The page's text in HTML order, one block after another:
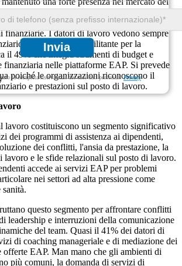
Invia
la completa riservatezza dei tuoi dati personali.Privacy
di assistenza ai dipendenti nel 2025, in
a metà carriera e i dipendenti che
finanziarie. I datori di lavoro vedono sempre
come un fattore abilitante per la
il 49% che integra strumenti di budget e
finanziaria nelle piattaforme EAP. Si prevede
poiché le organizzazioni riconoscono il
e prestazioni sul posto di lavoro.
lavoro costituiscono un segmento significativo
dei programmi di assistenza ai dipendenti,
dei conflitti, l'ansia da prestazione, la
lavoro e le sfide relazionali sul posto di lavoro.
accede ai servizi EAP per problemi
nei settori ad alta pressione come
questo segmento per affrontare conflitti
leadership e interruzioni della comunicazione
del team. Quasi il 41% dei datori di
di coaching manageriale e di mediazione dei
EAP. Man mano che gli ambienti di
più comuni, la domanda di servizi di